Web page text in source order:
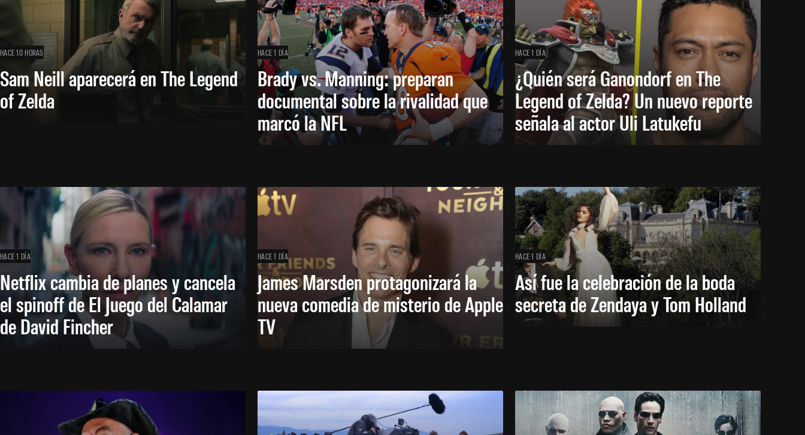
HACE 10 HORAS
Sam Neill aparecerá en The Legend
of Zelda
HACE 1 DÍA
Brady vs. Manning: preparan
documental sobre la rivalidad que
marcó la NFL
HACE 1 DÍA
¿Quién será Ganondorf en The
Legend of Zelda? Un nuevo reporte
señala al actor Uli Latukefu
HACE 1 DÍA
Netflix cambia de planes y cancela
el spinoff de El Juego del Calamar
de David Fincher
HACE 1 DÍA
James Marsden protagonizará la
nueva comedia de misterio de Apple
TV
HACE 1 DÍA
Así fue la celebración de la boda
secreta de Zendaya y Tom Holland